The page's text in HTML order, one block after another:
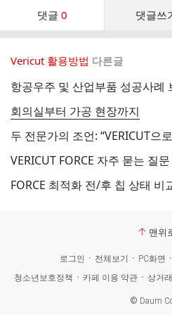
댓글 0 댓글쓰
댓
Vericut 활용방법 다른글
항공우주 및 산업부품 성공사례
회의실부터 가공 현장까지
VERICUT FORCE 자주 묻는 질
FORCE 최적화 전/후 칩 상태 비
맨위
로그인 전체보기 PC화면
청소년보호정책
카페 이용 약관 상거
© Daum